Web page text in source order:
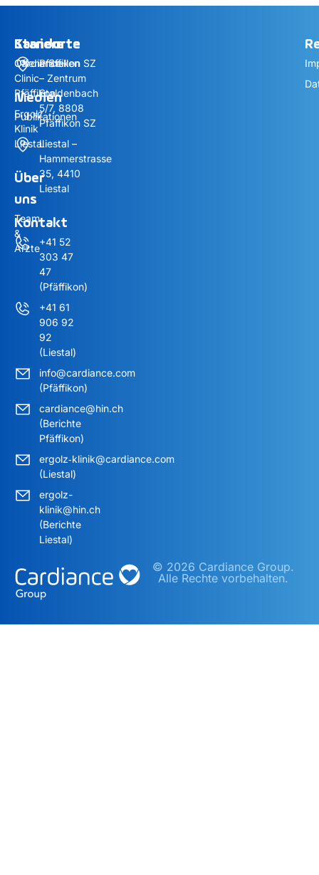
Standorte
Pfäffikon SZ
– Zentrum
Staldenbach
5/7, 8808
Pfäffikon SZ
Liestal –
Hammerstrasse
35, 4410
Liestal
Kontakt
+41 52
303 47
47
(Pfäffikon)
+41 61
906 92
92
(Liestal)
info@cardiance.com
(Pfäffikon)
cardiance@hin.ch
(Berichte
Pfäffikon)
ergolz‑klinik@cardiance.com
(Liestal)
ergolz-
klinik@hin.ch
(Berichte
Liestal)
Standorte
Cardiance
Clinic
Pfäffikon
Ergolz
Klinik
Liestal
Über
uns
Team
&
Ärzte
Karriere
Offene Stellen
Medien
Publikationen
© 2026 Cardiance Group.
Alle Rechte vorbehalten.